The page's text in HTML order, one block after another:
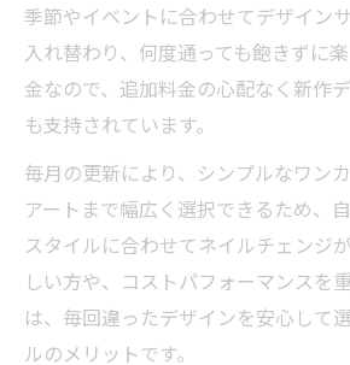
季節やイベントに合わせてデザイン
入れ替わり、何度通っても飽きずに
金なので、追加料金の心配なく新作
も支持されています。
毎月の更新により、シンプルなワン
アートまで幅広く選択できるため、
スタイルに合わせてネイルチェンジ
しい方や、コストパフォーマンスを
は、毎回違ったデザインを安心して
ルのメリットです。